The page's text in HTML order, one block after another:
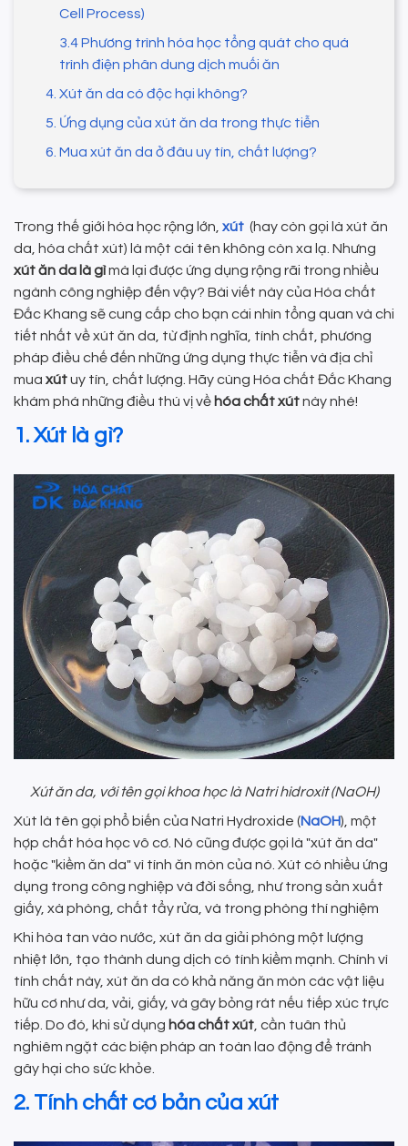
Cell Process)
3.4 Phương trình hóa học tổng quát cho quá
trình điện phân dung dịch muối ăn
4. Xút ăn da có độc hại không?
5. Ứng dụng của xút ăn da trong thực tiễn
6. Mua xút ăn da ở đâu uy tín, chất lượng?
Trong thế giới hóa học rộng lớn, xút (hay còn gọi là xút ăn
da, hóa chất xút) là một cái tên không còn xa lạ. Nhưng
xút ăn da là gìmà lại được ứng dụng rộng rãi trong nhiều
ngành công nghiệp đến vậy? Bài viết này của Hóa chất
Đắc Khang sẽ cung cấp cho bạn cái nhìn tổng quan và chi
tiết nhất về xút ăn da, từ định nghĩa, tính chất, phương
pháp điều chế đến những ứng dụng thực tiễn và địa chỉ
mua xútuy tín, chất lượng. Hãy cùng Hóa chất Đắc Khang
khám phá những điều thú vị về hóa chất xútnày nhé!
1. Xút là gì?
Xút ăn da, với tên gọi khoa học là Natri hidroxit (NaOH)
Xút là tên gọi phổ biến của Natri Hydroxide (NaOH), một
hợp chất hóa học vô cơ. Nó cũng được gọi là "xút ăn da"
hoặc "kiềm ăn da" vì tính ăn mòn của nó. Xút có nhiều ứng
dụng trong công nghiệp và đời sống, như trong sản xuất
giấy, xà phòng, chất tẩy rửa, và trong phòng thí nghiệm
Khi hòa tan vào nước, xút ăn da giải phóng một lượng
nhiệt lớn, tạo thành dung dịch có tính kiềm mạnh. Chính vì
tính chất này, xút ăn da có khả năng ăn mòn các vật liệu
hữu cơ như da, vải, giấy, và gây bỏng rát nếu tiếp xúc trực
tiếp. Do đó, khi sử dụng hóa chất xút , cần tuân thủ
nghiêm ngặt các biện pháp an toàn lao động để tránh
gây hại cho sức khỏe.
2. Tính chất cơ bản của xút